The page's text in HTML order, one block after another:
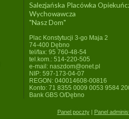
Salezjańska Placówka
Wychowawcza
"Nasz Dom"
Plac Konstytucji 3-go Maja 2
74-400 Dębno
tel/fax: 95 760-48-54
tel.kom.: 514-220-505
e-mail: naszdom@onet.pl
NIP: 597-173-04-07
REGON: 040014608-00816
Konto: 71 8355 0009 0053 9584
Bank GBS O/Dębno
Panel poczty| Panel